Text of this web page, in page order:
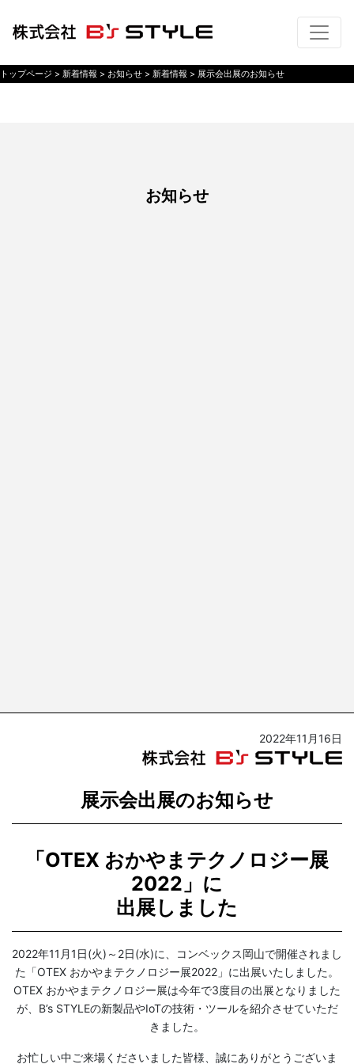
トップページ > 新着情報 > お知らせ > 新着情報 > 展示会出展のお知らせ
お知らせ
2022年11月16日
展示会出展のお知らせ
「OTEX おかやまテクノロジー展
2022」に
出展しました
2022年11月1日(火)～2日(水)に、コンベックス岡山で開催されまし
た「OTEX おかやまテクノロジー展2022」に出展いたしました。
OTEX おかやまテクノロジー展は今年で3度目の出展となりました
が、B’s STYLEの新製品やIoTの技術・ツールを紹介させていただ
きました。
お忙しい中ご来場くださいました皆様、誠にありがとうございま